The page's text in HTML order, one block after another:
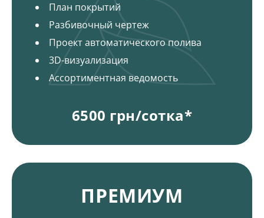
План покрытий
Разбивочный чертеж
Проект автоматического полива
3D-визуализация
Ассортиментная ведомость
6500 грн/сотка*
ПРЕМИУМ
Пакеты и цена на ландшафтный дизайн